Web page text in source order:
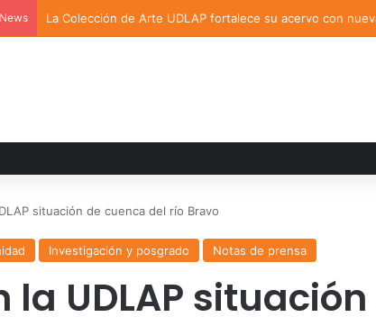
La Colección de Arte UDLAP fortalece su acervo con
situación de cuenca del río Bravo
Investigación y posgrado Notas de prensa
la UDLAP